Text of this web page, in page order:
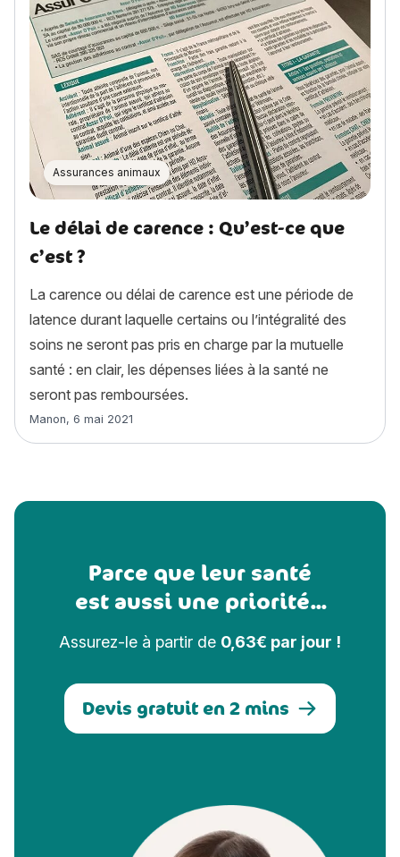
Assurances animaux
Le délai de carence : Qu’est-ce que
c’est ?
La carence ou délai de carence est une période de
latence durant laquelle certains ou l’intégralité des
soins ne seront pas pris en charge par la mutuelle
santé : en clair, les dépenses liées à la santé ne
seront pas remboursées.
Article rédigé par
Manon, 6 mai 2021
Parce que leur santé
est aussi une priorité...
Assurez-le à partir de 0,63€ par jour !
Devis gratuit en 2 mins